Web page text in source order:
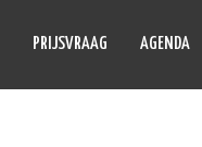
PRIJSVRAAG AGENDA